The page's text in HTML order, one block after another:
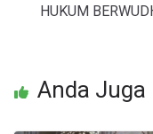
HUKUM
Anda